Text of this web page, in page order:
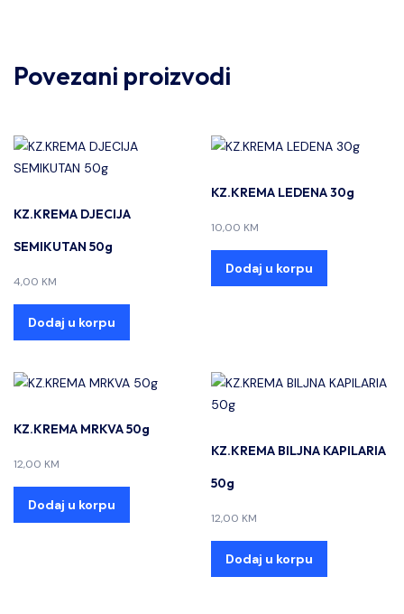
Povezani proizvodi
KZ.KREMA DJECIJA
SEMIKUTAN 50g
4,00 KM
Dodaj u korpu
KZ.KREMA LEDENA 30g
10,00 KM
Dodaj u korpu
KZ.KREMA MRKVA 50g
12,00 KM
Dodaj u korpu
KZ.KREMA BILJNA KAPILARIA
50g
12,00 KM
Dodaj u korpu